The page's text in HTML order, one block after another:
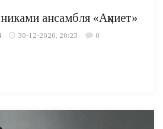
ансамбля «Ақниет»
30-12-2020, 20:23 0